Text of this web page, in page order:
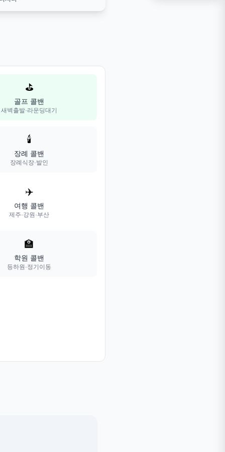
⛳
골프 콜밴
새벽출발·라운딩대기
🕯️
장례 콜밴
장례식장·발인
✈️
여행 콜밴
제주·강원·부산
🏫
학원 콜밴
등하원·정기이동